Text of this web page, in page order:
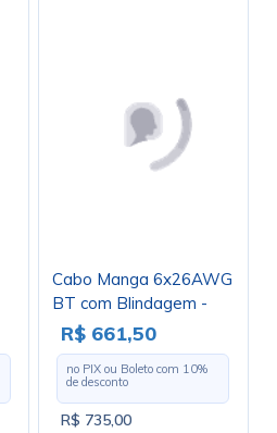
Cabo Manga 6x26AWG
BT com Blindagem -
Rolo com 100 Metros
R$ 661,50
no PIX ou Boleto com 10%
de desconto
R$ 735,00